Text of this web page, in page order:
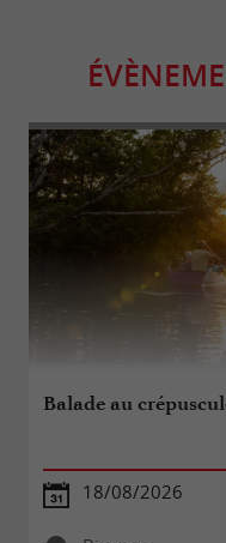
Balade au
18/08/2026